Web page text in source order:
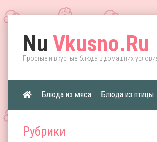
Nu Vkusno.Ru
Простые и вкусные блюда в домашних
Блюда из мяса Блюда из птицы
Рубрики